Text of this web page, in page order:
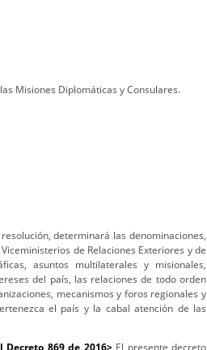
Misiones Diplomáticas y Consulares.
determinará las denominaciones,
de Relaciones Exteriores y de
asuntos multilaterales y misionales,
del país, las relaciones de todo orden
mecanismos y foros regionales y
el país y la cabal atención de las
Decreto 869 de 2016> El presente decreto